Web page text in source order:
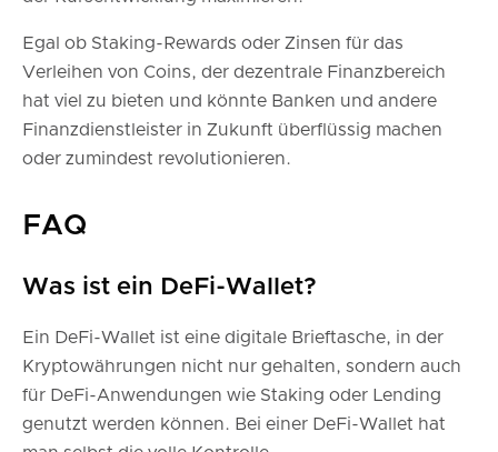
Egal ob Staking-Rewards oder Zinsen für das
Verleihen von Coins, der dezentrale Finanzbereich
hat viel zu bieten und könnte Banken und andere
Finanzdienstleister in Zukunft überflüssig machen
oder zumindest revolutionieren.
FAQ
Was ist ein DeFi-Wallet?
Ein DeFi-Wallet ist eine digitale Brieftasche, in der
Kryptowährungen nicht nur gehalten, sondern auch
für DeFi-Anwendungen wie Staking oder Lending
genutzt werden können. Bei einer DeFi-Wallet hat